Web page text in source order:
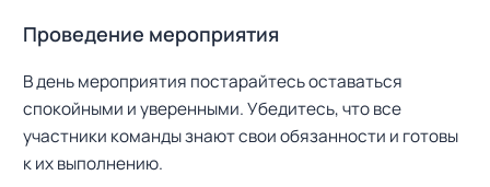
Проведение мероприятия
В день мероприятия постарайтесь оставаться
спокойными и уверенными. Убедитесь, что все
участники команды знают свои обязанности и готовы
к их выполнению.